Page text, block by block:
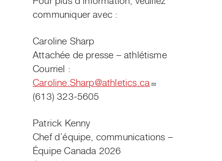
communiquer avec :
Caroline Sharp
Attachée de presse – athlétisme
Courriel :
Caroline.Sharp@athletics.ca
(613) 323-5605
Patrick Kenny
Chef d’équipe, communications –
Équipe Canada 2026